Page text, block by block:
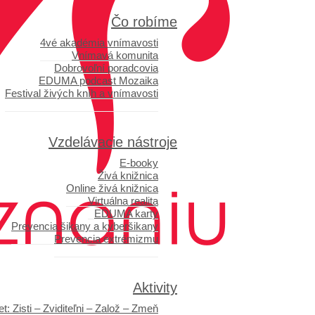
Čo robíme
4vé akadémia vnímavosti
Vnímavá komunita
Dobrovoľní poradcovia
EDUMA podcast Mozaika
Festival živých kníh a vnímavosti
Vzdelávacie nástroje
E-booky
Živá knižnica
Online živá knižnica
Virtuálna realita
EDUMA karty
Prevencia šikany a kyberšikany
Prevencia extrémizmu
Aktivity
Zisti – Zviditeľni – Založ – Zmeň